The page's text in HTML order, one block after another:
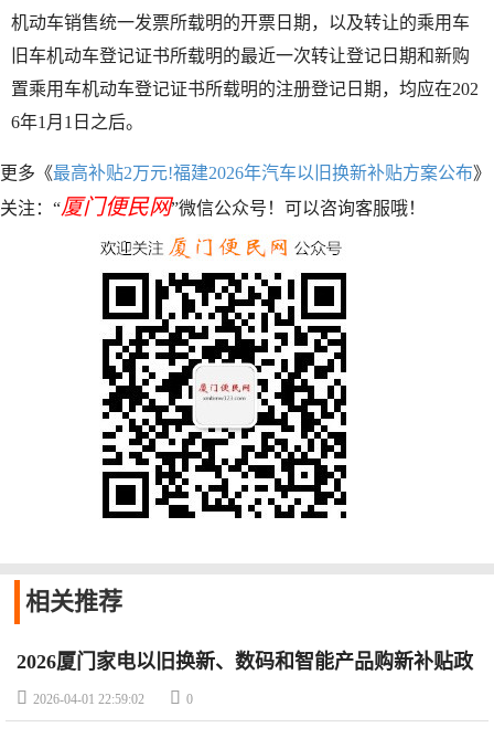
机动车销售统一发票所载明的开票日期，以及转让的乘用车
旧车机动车登记证书所载明的最近一次转让登记日期和新购
置乘用车机动车登记证书所载明的注册登记日期，均应在202
6年1月1日之后。
更多《最高补贴2万元!福建2026年汽车以旧换新补贴方案公布》
关注：“厦门便民网”微信公众号！可以咨询客服哦！
相关推荐
2026厦门家电以旧换新、数码和智能产品购新补贴政
策
 2026-04-01 22:59:02  0